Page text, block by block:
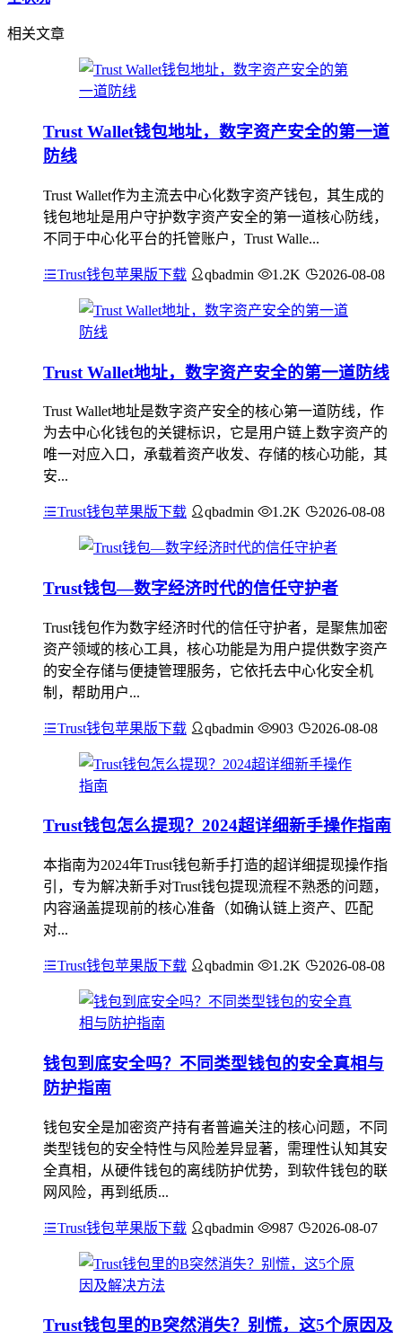
相关文章
Trust Wallet钱包地址，数字资产安全的第一道
防线
Trust Wallet作为主流去中心化数字资产钱包，其生成的
钱包地址是用户守护数字资产安全的第一道核心防线，
不同于中心化平台的托管账户，Trust Walle...
Trust钱包苹果版下载 qbadmin 1.2K 2026-08-08
Trust Wallet地址，数字资产安全的第一道防线
Trust Wallet地址是数字资产安全的核心第一道防线，作
为去中心化钱包的关键标识，它是用户链上数字资产的
唯一对应入口，承载着资产收发、存储的核心功能，其
安...
Trust钱包苹果版下载 qbadmin 1.2K 2026-08-08
Trust钱包—数字经济时代的信任守护者
Trust钱包作为数字经济时代的信任守护者，是聚焦加密
资产领域的核心工具，核心功能是为用户提供数字资产
的安全存储与便捷管理服务，它依托去中心化安全机
制，帮助用户...
Trust钱包苹果版下载 qbadmin 903 2026-08-08
Trust钱包怎么提现？2024超详细新手操作指南
本指南为2024年Trust钱包新手打造的超详细提现操作指
引，专为解决新手对Trust钱包提现流程不熟悉的问题，
内容涵盖提现前的核心准备（如确认链上资产、匹配
对...
Trust钱包苹果版下载 qbadmin 1.2K 2026-08-08
钱包到底安全吗？不同类型钱包的安全真相与
防护指南
钱包安全是加密资产持有者普遍关注的核心问题，不同
类型钱包的安全特性与风险差异显著，需理性认知其安
全真相，从硬件钱包的离线防护优势，到软件钱包的联
网风险，再到纸质...
Trust钱包苹果版下载 qbadmin 987 2026-08-07
Trust钱包里的B突然消失？别慌，这5个原因及